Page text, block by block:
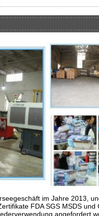
im Jahre 2013,
FDA SGS MSDS
angefordert